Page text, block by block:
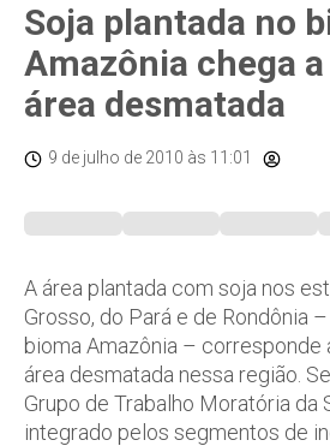
Soja plantada no
Amazônia chega a
área desmatada
9 de julho de 2010 às 11:01
A área plantada com soja nos
Grosso, do Pará e de Rondônia
bioma Amazônia – corresponde
área desmatada nessa região.
Grupo de Trabalho Moratória da
integrado pelos segmentos de